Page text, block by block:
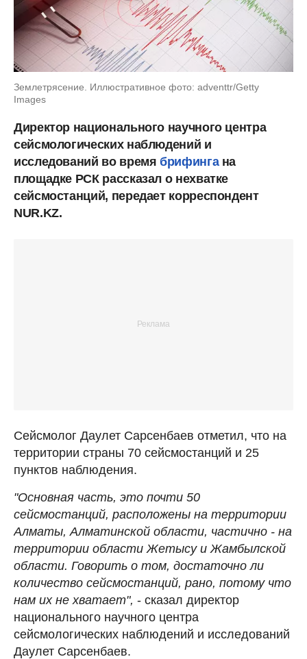
Землетрясение. Иллюстративное фото: adventtr/Getty
Images
Директор национального научного центра
сейсмологических наблюдений и
исследований во времябрифингана
площадке РСК рассказал о нехватке
сейсмостанций, передает корреспондент
NUR.KZ.
Сейсмолог Даулет Сарсенбаев отметил, что на
территории страны 70 сейсмостанций и 25
пунктов наблюдения.
"Основная часть, это почти 50
сейсмостанций, расположены на территории
Алматы, Алматинской области, частично - на
территории области Жетысу и Жамбылской
области. Говорить о том, достаточно ли
количество сейсмостанций, рано, потому что
нам их не хватает", - сказал директор
национального научного центра
сейсмологических наблюдений и исследований
Даулет Сарсенбаев.